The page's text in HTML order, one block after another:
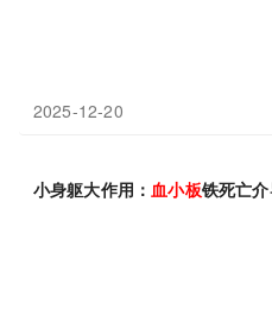
2025-12-20
小身躯大作用：血小板铁死亡